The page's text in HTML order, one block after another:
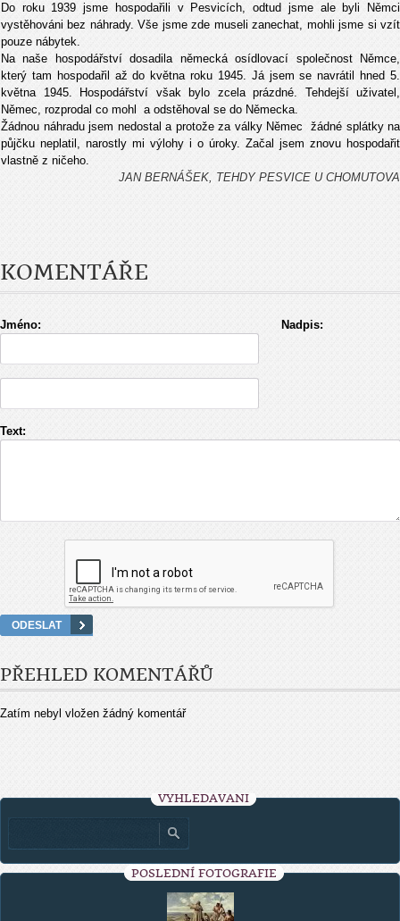
Do roku 1939 jsme hospodařili v Pesvicích, odtud jsme ale byli Němci
vystěhováni bez náhrady. Vše jsme zde museli zanechat, mohli jsme si vzít
pouze nábytek.
Na naše hospodářství dosadila německá osídlovací společnost Němce,
který tam hospodařil až do května roku 1945. Já jsem se navrátil hned 5.
května 1945. Hospodářství však bylo zcela prázdné. Tehdejší uživatel,
Němec, rozprodal co mohl a odstěhoval se do Německa.
Žádnou náhradu jsem nedostal a protože za války Němec žádné splátky na
půjčku neplatil, narostly mi výlohy i o úroky. Začal jsem znovu hospodařit
vlastně z ničeho.
JAN BERNÁŠEK, TEHDY PESVICE U CHOMUTOVA
KOMENTÁŘE
Jméno: Nadpis:
Text:
PŘEHLED KOMENTÁŘŮ
Zatím nebyl vložen žádný komentář
VYHLEDÁVÁNÍ
POSLEDNÍ FOTOGRAFIE